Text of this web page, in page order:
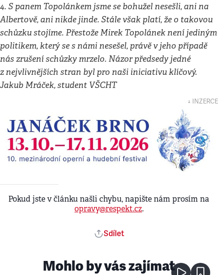
4. S panem Topolánkem jsme se bohužel nesešli, ani na
Albertově, ani nikde jinde. Stále však platí, že o takovou
schůzku stojíme. Přestože Mirek Topolánek není jediným
politikem, který se s námi nesešel, právě v jeho případě
nás zrušení schůzky mrzelo. Názor předsedy jedné
z nejvlivnějších stran byl pro naši iniciativu klíčový.
Jakub Mráček, student VŠCHT
↓ INZERCE
Pokud jste v článku našli chybu, napište nám prosím na
opravy@respekt.cz.
Sdílet
Mohlo by vás zajímat